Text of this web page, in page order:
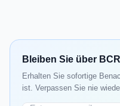
Bleiben Sie über
Erhalten Sie sofortige
ist. Verpassen Sie nie